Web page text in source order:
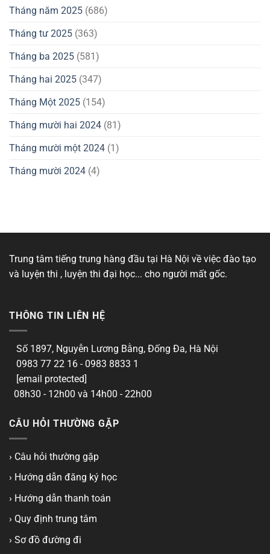
Tháng năm 2025 (686)
Tháng tư 2025 (363)
Tháng ba 2025 (581)
Tháng hai 2025 (347)
Tháng Một 2025 (154)
Tháng mười hai 2024 (81)
Tháng mười một 2024 (1)
Tháng mười 2024 (4)
Trung tâm tiếng trung hàng đầu tại Hà Nội về việc đào tạo
và luyện thi , luyện thi đại học... cho người mất gốc.
THÔNG TIN LIÊN HỆ
Số 1897, Nguyễn Lương Bằng, Đống Đa, Hà Nội
0983 77 22 16 - 0983 8833 1
[email protected]
08h30 - 12h00 và 14h00 - 22h00
CÂU HỎI THƯỜNG GẶP
› Câu hỏi thường gặp
› Hướng dẫn đăng ký học
› Hướng dẫn thanh toán
› Quy định trung tâm
› Sơ đồ đường đi